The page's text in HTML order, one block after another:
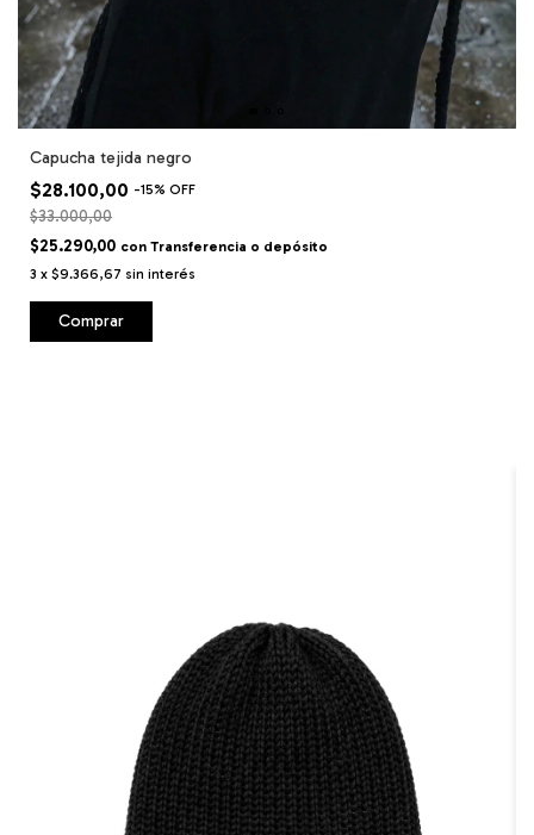
Capucha tejida negro
$28.100,00 -15% OFF
$33.000,00
$25.290,00 con Transferencia o depósito
3 x $9.366,67 sin interés